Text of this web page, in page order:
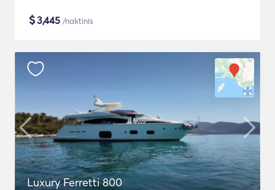
$3,445 /naktinis
Luxury Ferretti 800